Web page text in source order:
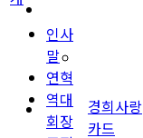
인사
말
연혁
역대
회장
경희사랑
카드